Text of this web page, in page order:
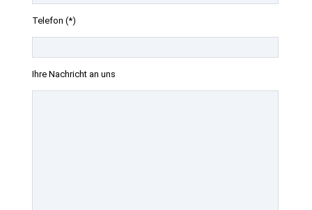
Telefon (*)
Ihre Nachricht an uns